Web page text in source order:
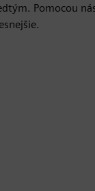
Pomocou